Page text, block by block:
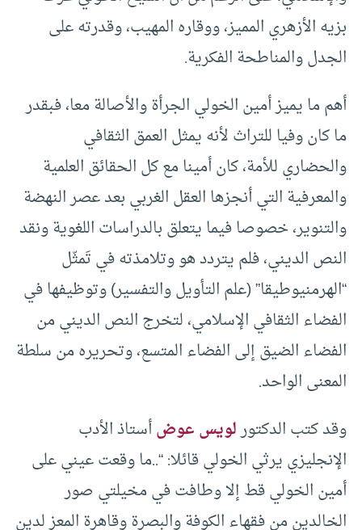
بزيه الأزهري المميز، ووقاره المهيب، وقدرته على
الجدل والمناطحة الفكرية.
أهم ما يميز أمين الخولي الجرأة والأصالة معا، فبقدر
ما كان وفيا للتراث لأنه يمثل العمق الثقافي
والحضاري للأمة، كان أمينا مع كل الحقائق العلمية
والمعرفية التي أنجزها العقل الغربي بعد عصر النهضة
والتنوير، خصوصا فيما يتعلق بالدراسات اللغوية ونقد
النص الديني، فلم يتردد هو وتلامذته في تَمثّل
“الهرمنيوطيقا” (علم التأويل والتفسير) وتوظيفها في
الفضاء الثقافي الإسلامي، لتخرج النص الديني من
الفضاء الضيق إلى الفضاء المتسع، وتحريره من سلطة
المعنى الواحد.
وقد كتب الدكتورلويس عوضأستاذ الأدب
الإنجليزي يرثي الخولي قائلا: “..ما وقعت عيني على
أمين الخولي قط إلا وطافت في مخيلتي صور
الخالدين من فقهاء الكوفة والبصرة وقاهرة المعز لدين